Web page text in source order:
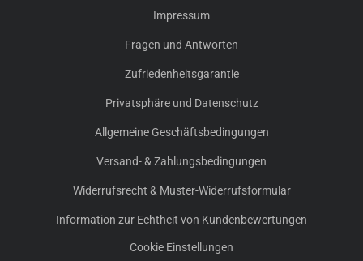
Impressum
Fragen und Antworten
Zufriedenheitsgarantie
Privatsphäre und Datenschutz
Allgemeine Geschäftsbedingungen
Versand- & Zahlungsbedingungen
Widerrufsrecht & Muster-Widerrufsformular
Information zur Echtheit von Kundenbewertungen
Cookie Einstellungen